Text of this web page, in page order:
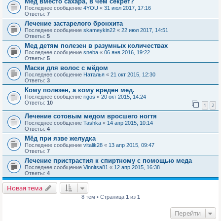
Последнее сообщение 4YOU « 31 июл 2017, 17:16
Ответы: 7
Лечение застарелого бронхита
Последнее сообщение skameykin22 « 22 июл 2017, 14:51
Ответы: 5
Мед детям полезен в разумных количествах
Последнее сообщение sneba « 06 янв 2016, 19:22
Ответы: 5
Маски для волос с мёдом
Последнее сообщение Наталья « 21 окт 2015, 12:30
Ответы: 3
Кому полезен, а кому вреден мед.
Последнее сообщение rigos « 20 окт 2015, 14:24
Ответы: 10 1 2
Лечение сотовым медом вросшего ногтя
Последнее сообщение Tashka « 14 апр 2015, 10:14
Ответы: 4
Мёд при язве желудка
Последнее сообщение vitalik28 « 13 апр 2015, 09:47
Ответы: 7
Лечение пристрастия к спиртному с помощью меда
Последнее сообщение Vinnitsa81 « 12 апр 2015, 16:38
Ответы: 4
Новая тема
8 тем • Страница 1 из 1
Перейти